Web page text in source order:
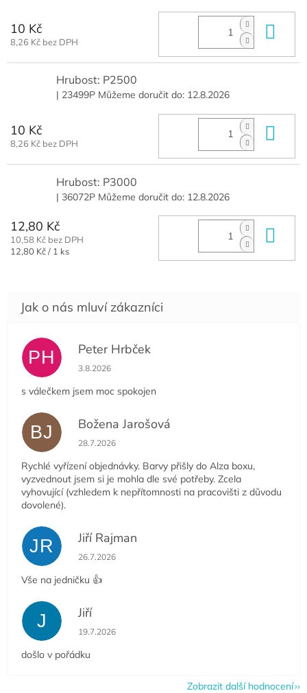
10 Kč
8,26 Kč bez DPH
Hrubost: P2500
| 23499P Můžeme doručit do: 12.8.2026
10 Kč
8,26 Kč bez DPH
Hrubost: P3000
| 36072P Můžeme doručit do: 12.8.2026
12,80 Kč
10,58 Kč bez DPH
Měrná
12,80 Kč / 1 ks
PH Peter Hrbček
Hodnocení obchodu je 5 z 5 hvězdiček.
3.8.2026
s válečkem jsem moc spokojen
BJ Božena Jarošová
Hodnocení obchodu je 5 z 5 hvězdiček.
28.7.2026
Rychlé vyřízení objednávky. Barvy přišly do Alza boxu,
vyzvednout jsem si je mohla dle své potřeby. Zcela
vyhovující (vzhledem k nepřítomnosti na pracovišti z důvodu
dovolené).
JR Jiří Rajman
Hodnocení obchodu je 5 z 5 hvězdiček.
26.7.2026
Vše na jedničku 👍
J Jiří
Hodnocení obchodu je 5 z 5 hvězdiček.
19.7.2026
došlo v pořádku
Zobrazit další hodnocení